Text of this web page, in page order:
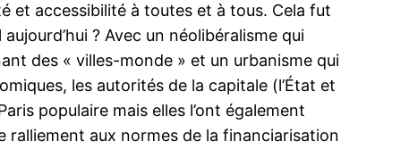
et accessibilité à toutes et à tous. Cela fut
? Avec un néolibéralisme qui
des « villes-monde » et un urbanisme qui
les autorités de la capitale (l’État et
populaire mais elles l’ont également
ralliement aux normes de la financiarisation